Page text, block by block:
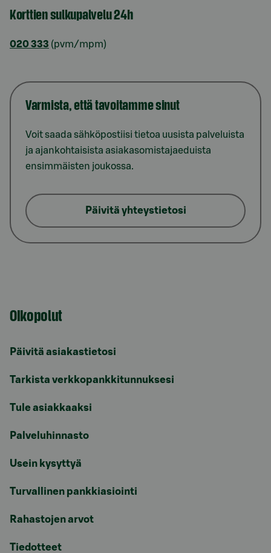
Korttien sulkupalvelu 24h
020 333 (pvm/mpm)
Varmista, että tavoitamme sinut
Voit saada sähköpostiisi tietoa uusista palveluista
ja ajankohtaisista asiakasomistajaeduista
ensimmäisten joukossa.
Päivitä yhteystietosi
Oikopolut
Päivitä asiakastietosi
Tarkista verkkopankkitunnuksesi
Tule asiakkaaksi
Palveluhinnasto
Usein kysyttyä
Turvallinen pankkiasiointi
Rahastojen arvot
Tiedotteet